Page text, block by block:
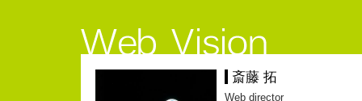
斎藤 拓
Web director